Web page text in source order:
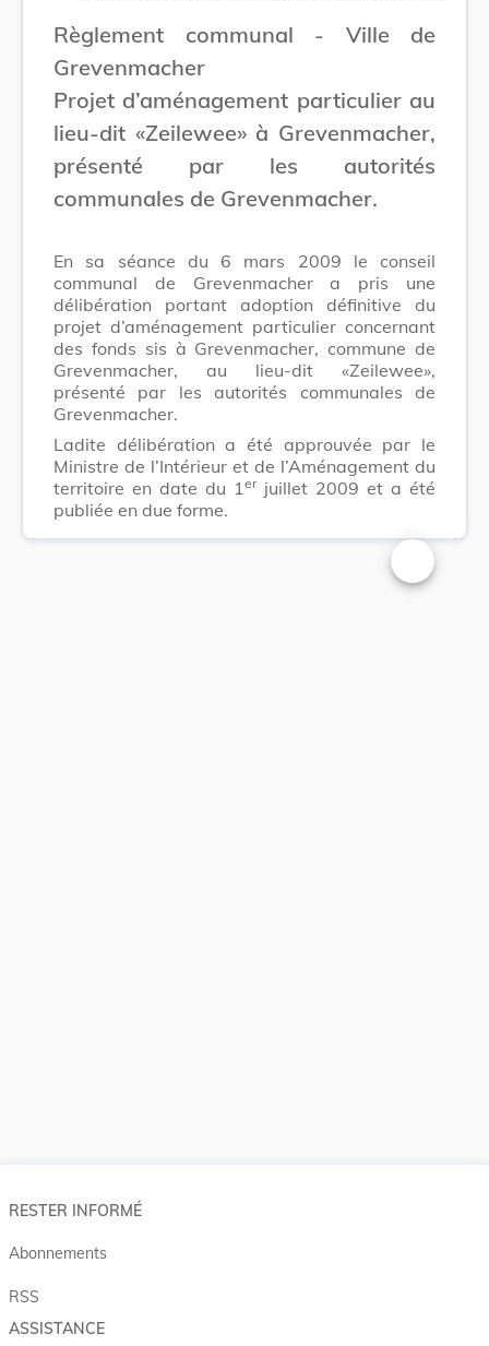
Règlement communal - Ville de
Grevenmacher
Projet d’aménagement particulier au
lieu-dit «Zeilewee» à Grevenmacher,
présenté par les autorités
communales de Grevenmacher.
En sa séance du 6 mars 2009 le conseil
communal de Grevenmacher a pris une
délibération portant adoption définitive du
projet d’aménagement particulier concernant
des fonds sis à Grevenmacher, commune de
Grevenmacher, au lieu-dit «Zeilewee»,
présenté par les autorités communales de
Grevenmacher.
Ladite délibération a été approuvée par le
Ministre de l’Intérieur et de l’Aménagement du
territoire en date du 1 erjuillet 2009 et a été
publiée en due forme.
Changer la
RESTER INFORMÉ
Abonnements
RSS
ASSISTANCE